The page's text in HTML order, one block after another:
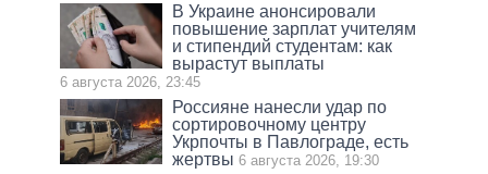
В Украине анонсировали
повышение зарплат учителям
и стипендий студентам: как
вырастут выплаты
6 августа 2026, 23:45
Россияне нанесли удар по
сортировочному центру
Укрпочты в Павлограде, есть
жертвы 6 августа 2026, 19:30